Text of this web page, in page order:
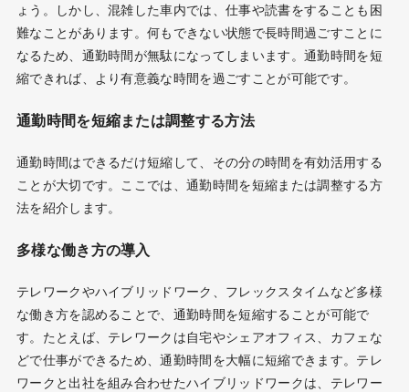
ょう。しかし、混雑した車内では、仕事や読書をすることも困
難なことがあります。何もできない状態で長時間過ごすことに
なるため、通勤時間が無駄になってしまいます。通勤時間を短
縮できれば、より有意義な時間を過ごすことが可能です。
通勤時間を短縮または調整する方法
通勤時間はできるだけ短縮して、その分の時間を有効活用する
ことが大切です。ここでは、通勤時間を短縮または調整する方
法を紹介します。
多様な働き方の導入
テレワークやハイブリッドワーク、フレックスタイムなど多様
な働き方を認めることで、通勤時間を短縮することが可能で
す。たとえば、テレワークは自宅やシェアオフィス、カフェな
どで仕事ができるため、通勤時間を大幅に短縮できます。テレ
ワークと出社を組み合わせたハイブリッドワークは、テレワー